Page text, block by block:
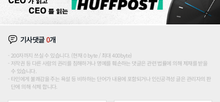
기사댓글0개
200자까지 쓰실 수 있습니다. (현재 0 byte / 최대 400byte)
저작권 등 다른 사람의 권리를 침해하거나 명예를 훼손하는 댓글은 관련 법률에 의해 제재를 받을
수 있습니다.
타인에게 불쾌감을 주는 욕설 등 비하하는 단어가 내용에 포함되거나 인신공격성 글은 관리자의 판
단에 의해 삭제 합니다.